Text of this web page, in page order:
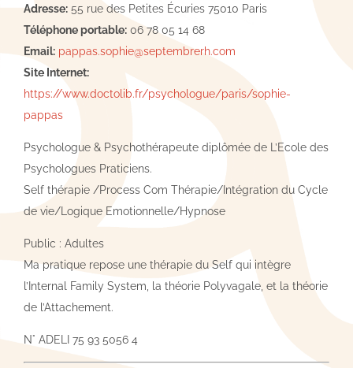
Adresse: 55 rue des Petites Écuries 75010 Paris
Téléphone portable: 06 78 05 14 68
Email: pappas.sophie@septembrerh.com
Site Internet:
https://www.doctolib.fr/psychologue/paris/sophie-
pappas
Psychologue & Psychothérapeute diplômée de L’Ecole des
Psychologues Praticiens.
Self thérapie /Process Com Thérapie/Intégration du Cycle
de vie/Logique Emotionnelle/Hypnose
Public : Adultes
Ma pratique repose une thérapie du Self qui intègre
l’Internal Family System, la théorie Polyvagale, et la théorie
de l’Attachement.
N° ADELI 75 93 5056 4